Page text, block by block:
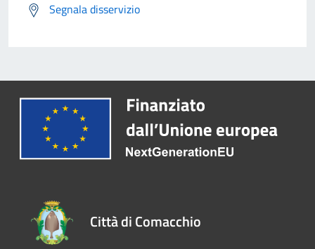
Segnala disservizio
Città di Comacchio